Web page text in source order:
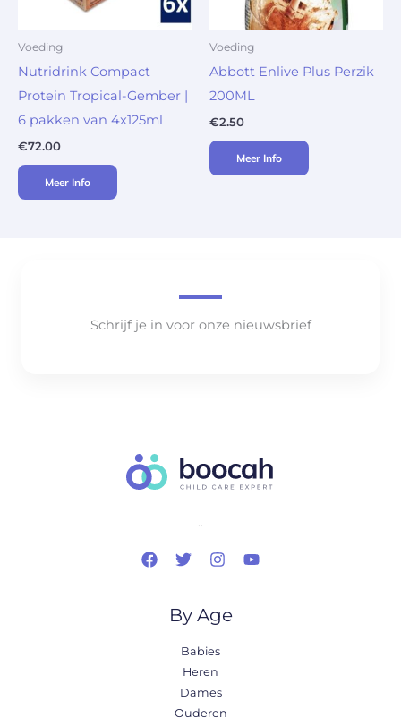
Voeding
Nutridrink Compact
Protein Tropical-Gember |
6 pakken van 4x125ml
€72.00
Meer Info
Voeding
Abbott Enlive Plus Perzik
200ML
€2.50
Meer Info
Schrijf je in voor onze nieuwsbrief
..
By Age
Babies
Heren
Dames
Ouderen